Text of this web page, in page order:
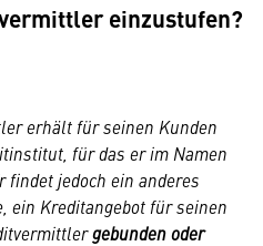
einzustufen?
erhält für seinen Kunden
für das er im Namen
findet jedoch ein anderes
ein Kreditangebot für seinen
gebundenoder